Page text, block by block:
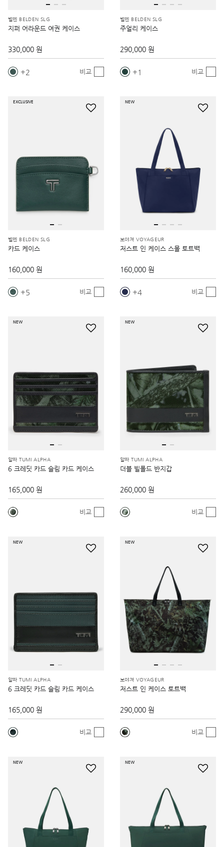
벨덴 BELDEN SLG
지퍼 어라운드 여권 케이스
330,000 원
2 비교
벨덴 BELDEN SLG
주얼리 케이스
290,000 원
1 비교
EXCLUSIVE
벨덴 BELDEN SLG
카드 케이스
160,000 원
5 비교
NEW
보야져 VOYAGEUR
저스트 인 케이스 스몰 토트백
160,000 원
4 비교
NEW
알파 TUMI ALPHA
6 크레딧 카드 슬림 카드 케이스
165,000 원
비교
NEW
알파 TUMI ALPHA
더블 빌폴드 반지갑
260,000 원
비교
NEW
알파 TUMI ALPHA
6 크레딧 카드 슬림 카드 케이스
165,000 원
비교
NEW
보야져 VOYAGEUR
저스트 인 케이스 토트백
290,000 원
비교
NEW NEW